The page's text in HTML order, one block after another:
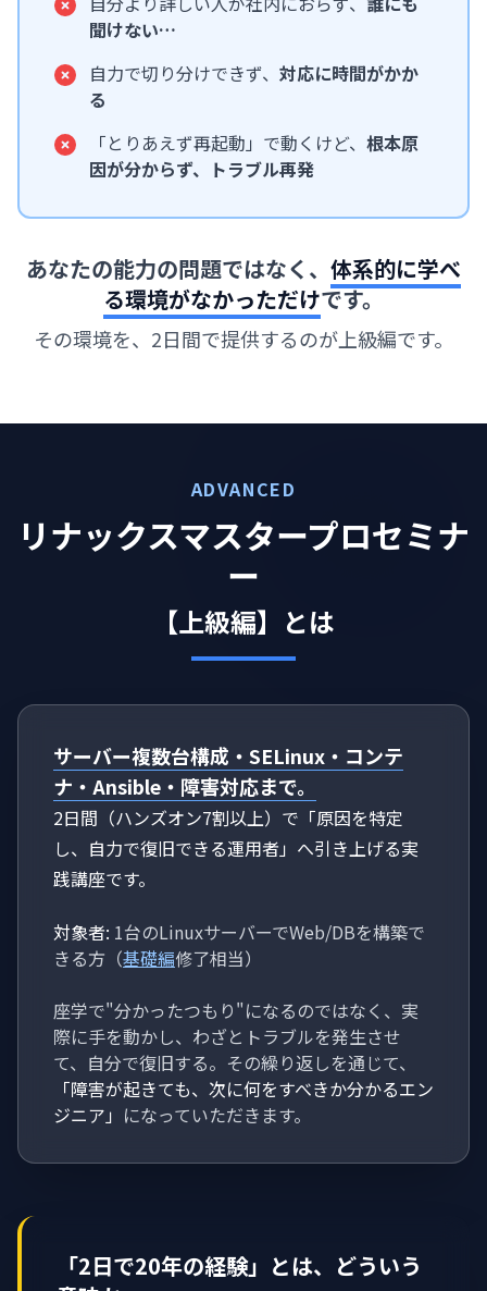
聞けない…
自力で切り分けできず、 対応に時間がかか
る
「とりあえず再起動」で動くけど、 根本原
因が分からず、トラブル再発
あなたの能力の問題ではなく、 体系的に学べ
る環境がなかっただけです。
その環境を、2日間で提供するのが上級編です。
ADVANCED
リナックスマスタープロセミナ
ー
【上級編】とは
サーバー複数台構成・SELinux・コンテ
ナ・Ansible・障害対応まで。
2日間（ハンズオン7割以上）で「原因を特定
し、自力で復旧できる運用者」へ引き上げる実
践講座です。
対象者: 1台のLinuxサーバーでWeb/DBを構築で
きる方（基礎編修了相当）
座学で"分かったつもり"になるのではなく、実
際に手を動かし、わざとトラブルを発生させ
て、自分で復旧する。その繰り返しを通じて、
「障害が起きても、次に何をすべきか分かるエン
ジニア」 になっていただきます。
「2日で20年の経験」とは、どういう